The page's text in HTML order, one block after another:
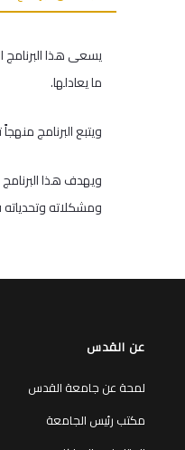
يسعى هذا البرنامج
ما يعادلها.
ويتبع البرنامج
ويهدف هذا
ومشكلاته
عن القدس
لمحة عن جامعة القدس
مكتب رئيس الجامعة